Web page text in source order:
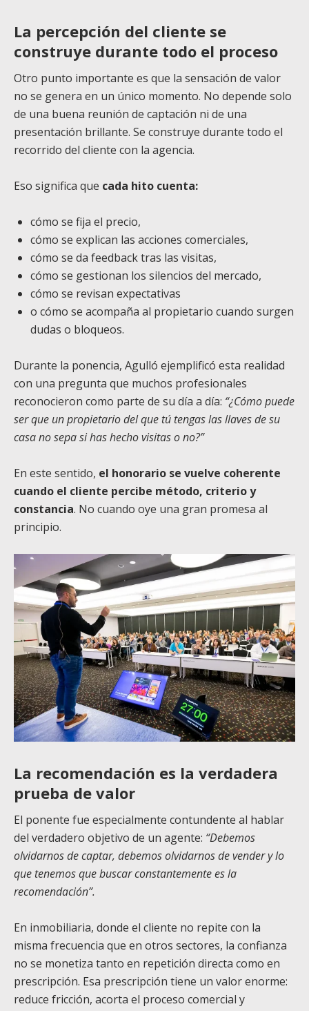
La percepción del cliente se
construye durante todo el proceso
Otro punto importante es que la sensación de valor
no se genera en un único momento. No depende solo
de una buena reunión de captación ni de una
presentación brillante. Se construye durante todo el
recorrido del cliente con la agencia.
Eso significa que cada hito cuenta:
cómo se fija el precio,
cómo se explican las acciones comerciales,
cómo se da feedback tras las visitas,
cómo se gestionan los silencios del mercado,
cómo se revisan expectativas
o cómo se acompaña al propietario cuando surgen
dudas o bloqueos.
Durante la ponencia, Agulló ejemplificó esta realidad
con una pregunta que muchos profesionales
reconocieron como parte de su día a día: “¿Cómo puede
ser que un propietario del que tú tengas las llaves de su
casa no sepa si has hecho visitas o no?”
En este sentido, el honorario se vuelve coherente
cuando el cliente percibe método, criterio y
constancia. No cuando oye una gran promesa al
principio.
La recomendación es la verdadera
prueba de valor
El ponente fue especialmente contundente al hablar
del verdadero objetivo de un agente: “Debemos
olvidarnos de captar, debemos olvidarnos de vender y lo
que tenemos que buscar constantemente es la
recomendación”.
En inmobiliaria, donde el cliente no repite con la
misma frecuencia que en otros sectores, la confianza
no se monetiza tanto en repetición directa como en
prescripción. Esa prescripción tiene un valor enorme:
reduce fricción, acorta el proceso comercial y